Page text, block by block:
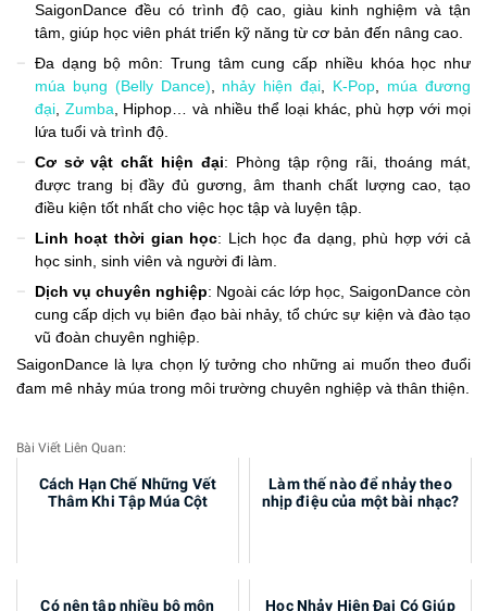
SaigonDance đều có trình độ cao, giàu kinh nghiệm và tận
tâm, giúp học viên phát triển kỹ năng từ cơ bản đến nâng cao.
Đa dạng bộ môn: Trung tâm cung cấp nhiều khóa học như
múa bụng (Belly Dance)
nhảy hiện đại K-Pop
múa đương
đại, Zumba , Hiphop… và nhiều thể loại khác, phù hợp với mọi
lứa tuổi và trình độ.
Cơ sở vật chất hiện đại: Phòng tập rộng rãi, thoáng mát,
được trang bị đầy đủ gương, âm thanh chất lượng cao, tạo
điều kiện tốt nhất cho việc học tập và luyện tập.
Linh hoạt thời gian học: Lịch học đa dạng, phù hợp với cả
học sinh, sinh viên và người đi làm.
Dịch vụ chuyên nghiệp: Ngoài các lớp học, SaigonDance còn
cung cấp dịch vụ biên đạo bài nhảy, tổ chức sự kiện và đào tạo
vũ đoàn chuyên nghiệp.
SaigonDance là lựa chọn lý tưởng cho những ai muốn theo đuổi
đam mê nhảy múa trong môi trường chuyên nghiệp và thân thiện.
Bài Viết Liên Quan:
Cách Hạn Chế Những Vết
Thâm Khi Tập Múa Cột
Làm thế nào để nhảy theo
nhịp điệu của một bài nhạc?
Có nên tập nhiều bộ môn
Học Nhảy Hiện Đại Có Giúp